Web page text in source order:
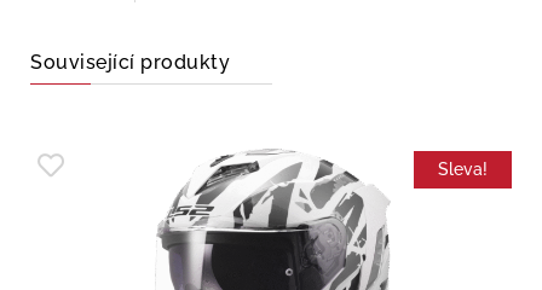
Související produkty
Sleva!